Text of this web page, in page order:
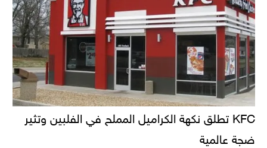
KFC تطلق نكهة الكراميل المملح في الفلبين وتثير
ضجة عالمية